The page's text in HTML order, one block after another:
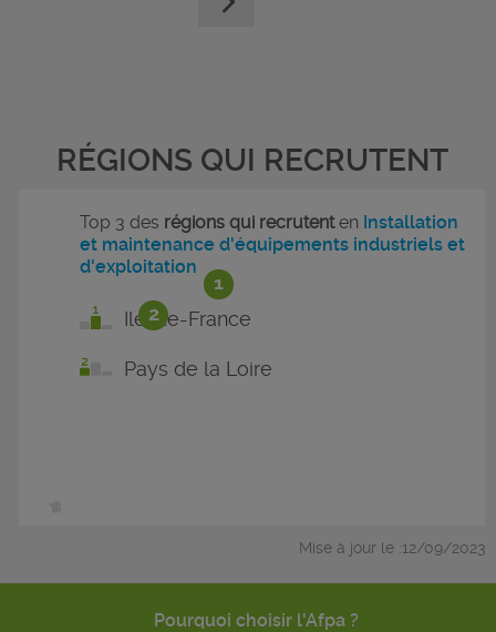
RÉGIONS QUI RECRUTENT
1
2
Top 3 des régions qui recrutenten Installation
et maintenance d'équipements industriels et
d'exploitation
Ile-de-France
Pays de la Loire
Mise à jour le :12/09/2023
Pourquoi choisir l'Afpa ?